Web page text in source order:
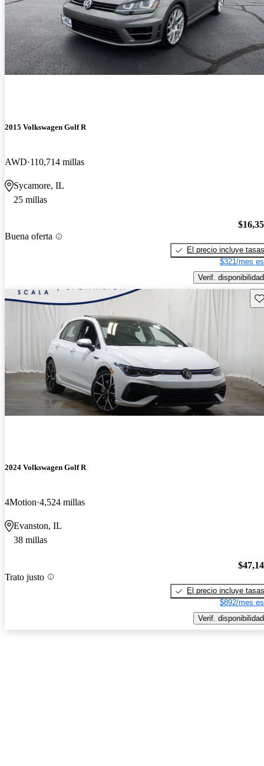
2015 Volkswagen Golf R
AWD 110,714 millas
Sycamore, IL
25 millas
Buena oferta
El precio incluye tasas
$321/mes
Verif. disponibilidad
2024 Volkswagen Golf R
4Motion 4,524 millas
Evanston, IL
38 millas
Trato justo
El precio incluye tasas
$892/mes
Verif. disponibilidad